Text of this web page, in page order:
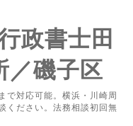
政書士田
／磯子区
で対応可能。横浜・川崎周
ください。法務相談初回無